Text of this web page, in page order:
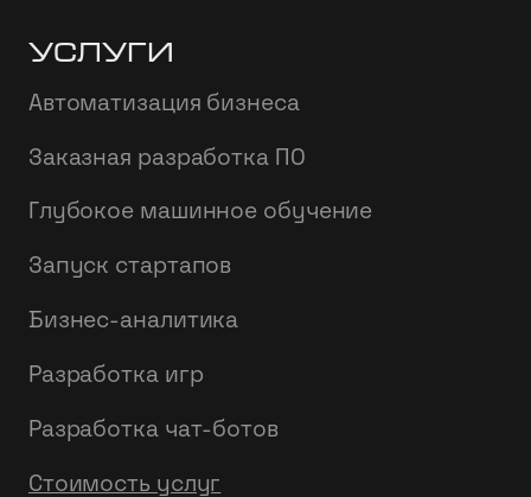
Услуги
Автоматизация бизнеса
Заказная разработка ПО
Глубокое машинное обучение
Запуск стартапов
Бизнес-аналитика
Разработка игр
Разработка чат-ботов
Стоимость услуг